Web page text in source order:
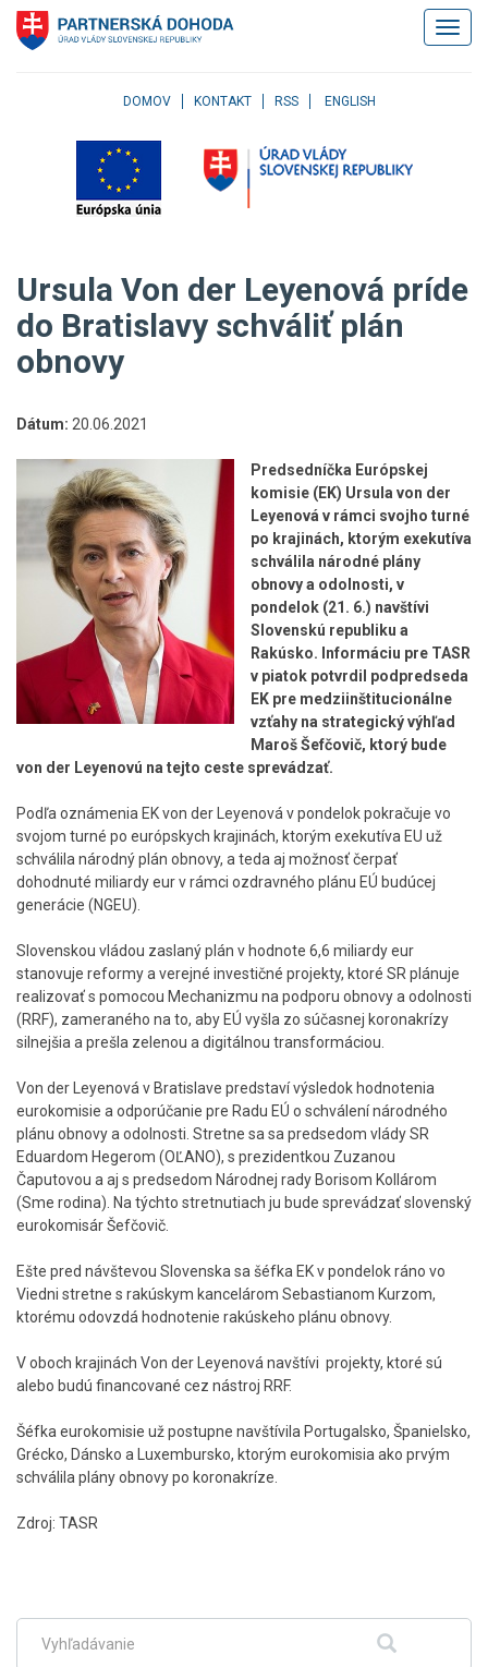
Klávesové
skratky
Skočiť
menu
na
užívateľské
menu
na
stránky
DOMOV KONTAKT RSS ENGLISH
Ursula Von der Leyenová príde
do Bratislavy schváliť plán
obnovy
Dátum: 20.06.2021
Predsedníčka Európskej
komisie (EK) Ursula von der
Leyenová v rámci svojho turné
po krajinách, ktorým exekutíva
schválila národné plány
obnovy a odolnosti, v
pondelok (21. 6.) navštívi
Slovenskú republiku a
Rakúsko. Informáciu pre TASR
v piatok potvrdil podpredseda
EK pre medziinštitucionálne
vzťahy na strategický výhľad
Maroš Šefčovič, ktorý bude
von der Leyenovú na tejto ceste sprevádzať.
Podľa oznámenia EK von der Leyenová v pondelok pokračuje vo
svojom turné po európskych krajinách, ktorým exekutíva EU už
schválila národný plán obnovy, a teda aj možnosť čerpať
dohodnuté miliardy eur v rámci ozdravného plánu EÚ budúcej
generácie (NGEU).
Slovenskou vládou zaslaný plán v hodnote 6,6 miliardy eur
stanovuje reformy a verejné investičné projekty, ktoré SR plánuje
realizovať s pomocou Mechanizmu na podporu obnovy a odolnosti
(RRF), zameraného na to, aby EÚ vyšla zo súčasnej koronakrízy
silnejšia a prešla zelenou a digitálnou transformáciou.
Von der Leyenová v Bratislave predstaví výsledok hodnotenia
eurokomisie a odporúčanie pre Radu EÚ o schválení národného
plánu obnovy a odolnosti. Stretne sa sa predsedom vlády SR
Eduardom Hegerom (OĽANO), s prezidentkou Zuzanou
Čaputovou a aj s predsedom Národnej rady Borisom Kollárom
(Sme rodina). Na týchto stretnutiach ju bude sprevádzať slovenský
eurokomisár Šefčovič.
Ešte pred návštevou Slovenska sa šéfka EK v pondelok ráno vo
Viedni stretne s rakúskym kancelárom Sebastianom Kurzom,
ktorému odovzdá hodnotenie rakúskeho plánu obnovy.
V oboch krajinách Von der Leyenová navštívi projekty, ktoré sú
alebo budú financované cez nástroj RRF.
Šéfka eurokomisie už postupne navštívila Portugalsko, Španielsko,
Grécko, Dánsko a Luxembursko, ktorým eurokomisia ako prvým
schválila plány obnovy po koronakríze.
Zdroj: TASR
hlavné
menu
Fulltextové
Hľadať